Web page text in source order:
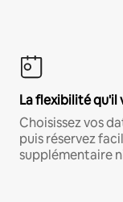
La flexibilité qu'il
Choisissez vos
puis réservez
supplémentaire